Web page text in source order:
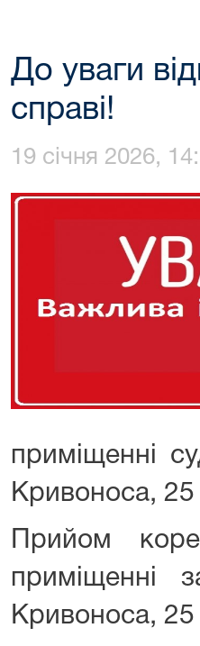
До уваги
справі!
19 січня 2026,
приміщенні
Кривоноса, 25
Прийом
приміщенні
Кривоноса, 25